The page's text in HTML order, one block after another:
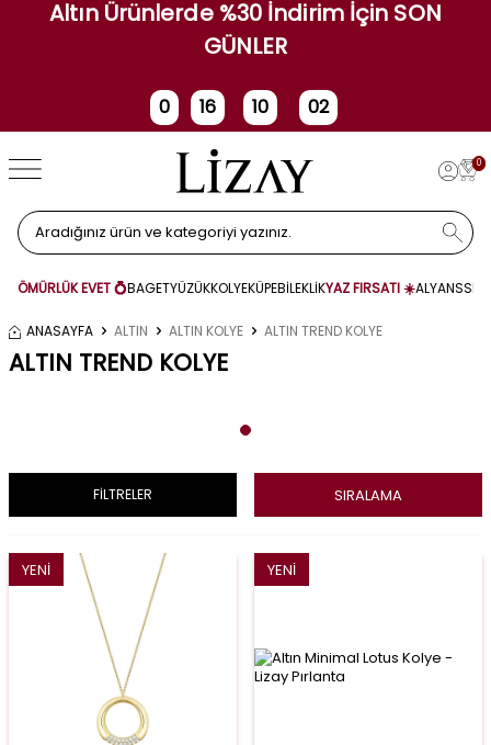
Altın Ürünlerde %30 İndirim İçin SON
GÜNLER
0
Gün
16
Saat
10 01
0
ÖMÜRLÜK EVET 💍BAGETYÜZÜKKOLYEKÜPEBİLEKLİKYAZ FIRSATI ☀️ALYANS
ANASAYFA ALTIN ALTIN KOLYE ALTIN TREND KOLYE
ALTIN TREND KOLYE
FİLTRELER SIRALAMA
YENI YENI